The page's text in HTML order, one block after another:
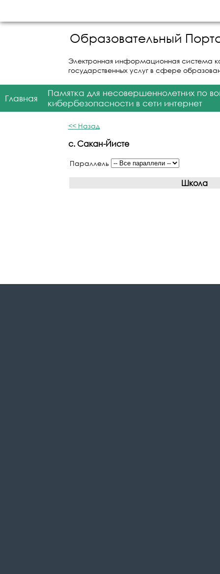
Образовательный
Электронная информационная система
государственных услуг в сфере
Главная
Памятка для несовершеннолетних по
кибербезопасности в сети интернет
<< Назад
с. Сакан-Йисте
Параллель
Школа